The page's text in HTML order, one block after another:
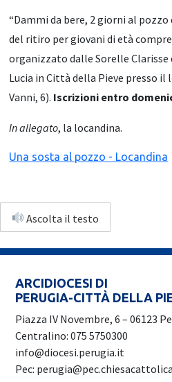
“Dammi da bere, 2 giorni al
del ritiro per giovani di età
organizzato dalle Sorelle
Lucia in Città della Pieve presso
Vanni, 6). Iscrizioni entro
In allegato, la locandina.
Una sosta al pozzo - Locandina
Ascolta il testo
ARCIDIOCESI DI
PERUGIA-CITTÀ DELLA
Piazza IV Novembre, 6 – 06123
Centralino: 075 5750300
info@diocesi.perugia.it
Pec: